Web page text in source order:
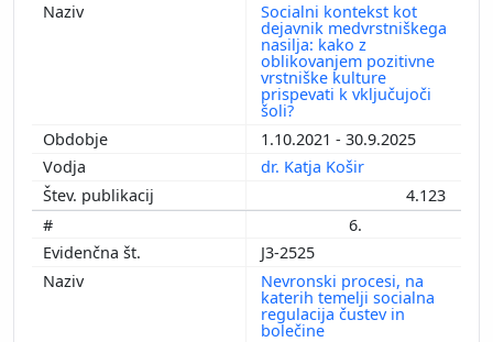
Socialni kontekst kot
dejavnik medvrstniškega
nasilja: kako z
oblikovanjem pozitivne
vrstniške kulture
prispevati k vključujoči
šoli?
1.10.2021 - 30.9.2025
dr. Katja Košir
4.123
6.
J3-2525
Nevronski procesi, na
katerih temelji socialna
regulacija čustev in
bolečine